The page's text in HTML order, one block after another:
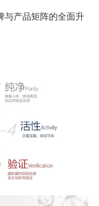
与产品矩阵的全面升